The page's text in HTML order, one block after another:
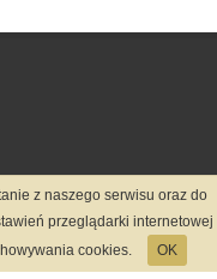
z naszego serwisu oraz do
przeglądarki internetowej
cookies.
OK